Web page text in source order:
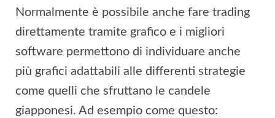
Normalmente è possibile anche fare trading
direttamente tramite grafico e i migliori
software permettono di individuare anche
più grafici adattabili alle differenti strategie
come quelli che sfruttano le candele
giapponesi. Ad esempio come questo: